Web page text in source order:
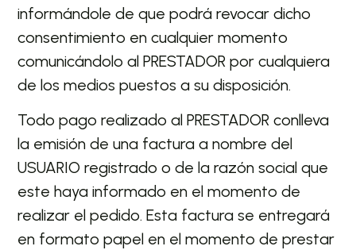
informándole de que podrá revocar dicho
consentimiento en cualquier momento
comunicándolo al PRESTADOR por cualquiera
de los medios puestos a su disposición.
Todo pago realizado al PRESTADOR conlleva
la emisión de una factura a nombre del
USUARIO registrado o de la razón social que
este haya informado en el momento de
realizar el pedido. Esta factura se entregará
en formato papel en el momento de prestar